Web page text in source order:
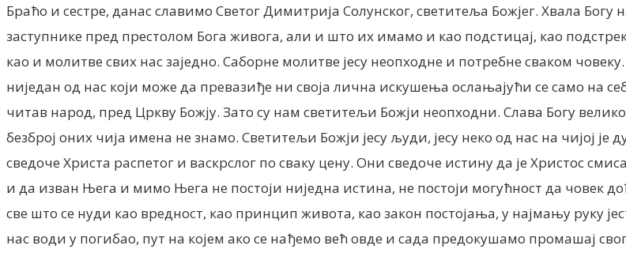
Браћо и сестре, данас славимо Светог Димитрија Солунског, светитеља Божјег. Хвала
заступнике пред престолом Бога живога, али и што их имамо и као подстицај, као
као и молитве свих нас заједно. Саборне молитве јесу неопходне и потребне сваком
ниједан од нас који може да превазиђе ни своја лична искушења ослањајући се само на
читав народ, пред Цркву Божју. Зато су нам светитељи Божји неопходни. Слава Богу
безброј оних чија имена не знамо. Светитељи Божји јесу људи, јесу неко од нас на чијој
сведоче Христа распетог и васкрслог по сваку цену. Они сведоче истину да је Христос
и да изван Њега и мимо Њега не постоји ниједна истина, не постоји могућност да човек
све што се нуди као вредност, као принцип живота, као закон постојања, у најмању руку
нас води у погибао, пут на којем ако се нађемо већ овде и сада предокушамо промашај